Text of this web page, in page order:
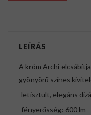
LEÍRÁS
A króm Archi
gyönyörű színes
-letisztult, elegáns
-fényerősség: 600 lm